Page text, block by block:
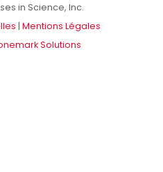
in Science, Inc.
| Mentions Légales
Solutions